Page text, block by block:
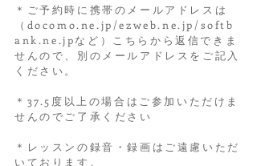
＊ご予約時に携帯のメールアドレスは
（docomo.ne.jp/ezweb.ne.jp/softb
ank.ne.jpなど）こちらから返信できま
せんので、別のメールアドレスをご記入
ください。
＊ 37.5度以上の場合はご参加いただけま
せんのでご了承ください
＊レッスンの録音・録画はご遠慮いただ
いております。